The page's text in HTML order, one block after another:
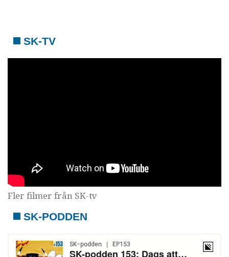
SK-TV
Fler filmer från SK-tv
SK-PODDEN